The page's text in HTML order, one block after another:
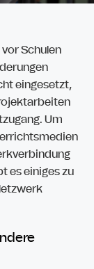
Schulen
eingesetzt,
Um
es einiges zu